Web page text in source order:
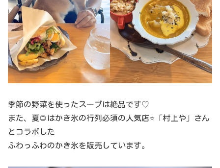
季節の野菜を使ったスープは絶品です♡
また、夏🌻はかき氷の行列必須の人気店⭐️「村上や」さん
とコラボした
ふわっふわのかき氷を販売しています。